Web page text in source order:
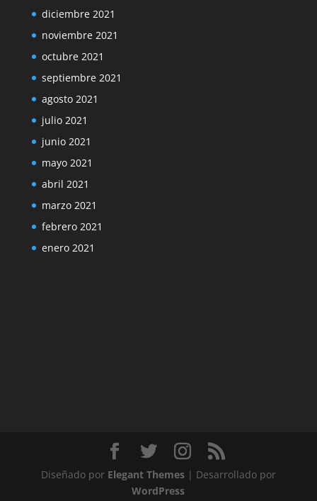
diciembre 2021
noviembre 2021
octubre 2021
septiembre 2021
agosto 2021
julio 2021
junio 2021
mayo 2021
abril 2021
marzo 2021
febrero 2021
enero 2021
Diseñado por Elegant Themes| Desarrollado por
WordPress